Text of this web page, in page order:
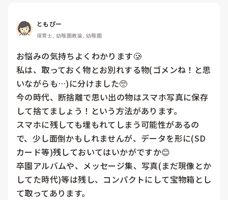
ともぴー
保育士, 幼稚園教諭, 幼稚園
お悩みの気持ちよくわかります🥲
私は、取っておく物とお別れする物(ゴメンね！と思
いながらも…)に分けました🥺
今の時代、断捨離で思い出の物はスマホ写真に保存
して捨てましょう！という方法があります。
スマホに残しても埋もれてしまう可能性があるの
で、少し面倒かもしれませんが、データを形に(SD
カード等)残しておいてはいかがですか😊
卒園アルバムや、メッセージ集、写真(まだ現像とか
してた時代)等は残し、コンパクトにして宝物箱とし
て取ってあります。